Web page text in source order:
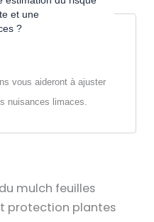
et une
?
vous aideront à ajuster
nuisances limaces.
mulch feuilles
protection plantes